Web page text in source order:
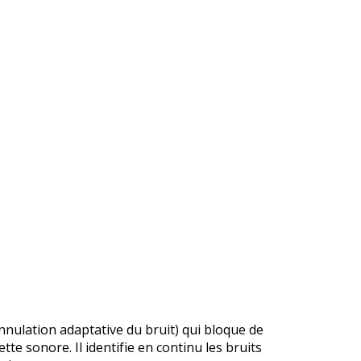
adaptative du bruit) qui bloque de
sonore. Il identifie en continu les bruits